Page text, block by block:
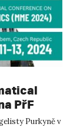
PřF
Purkyně v